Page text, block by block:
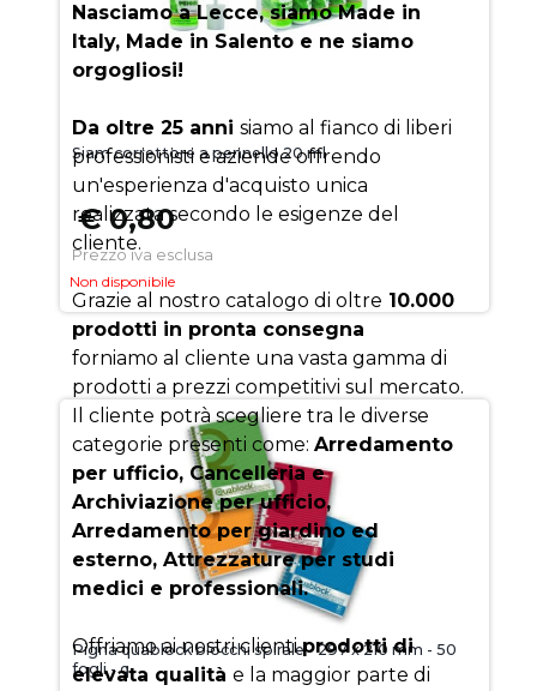
Siam correttore a pennello 20 ml
€ 0,80
Prezzo iva esclusa
Non disponibile
Pigna quablock blocchi spirale - 297 x 210 mm - 50
fogli - q
Nasciamo a Lecce, siamo Made in
Italy, Made in Salento e ne siamo
orgogliosi!
Da oltre 25 anni siamo al fianco di liberi
professionisti e aziende offrendo
un'esperienza d'acquisto unica
realizzata secondo le esigenze del
cliente.
Grazie al nostro catalogo di oltre 10.000
prodotti in pronta consegna
forniamo al cliente una vasta gamma di
prodotti a prezzi competitivi sul mercato.
Il cliente potrà scegliere tra le diverse
categorie presenti come: Arredamento
per ufficio, Cancelleria e
Archiviazione per ufficio,
Arredamento per giardino ed
esterno, Attrezzature per studi
medici e professionali.
Offriamo ai nostri clientiprodotti di
elevata qualità e la maggior parte di